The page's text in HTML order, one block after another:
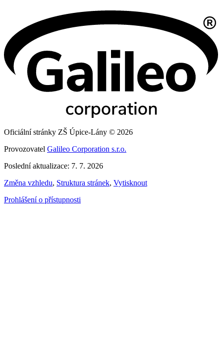
Oficiální stránky ZŠ Úpice-Lány © 2026
Provozovatel Galileo Corporation s.r.o.
Poslední aktualizace: 7. 7. 2026
Změna vzhledu, Struktura stránek, Vytisknout
Prohlášení o přístupnosti